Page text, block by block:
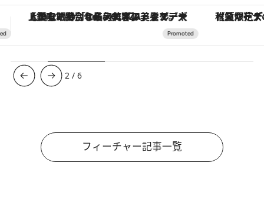
【夏限定ディナーコース】旬を迎える稚鮎や花ズッキーニなどをイタリア・トスカーナの郷土料理の手法で満喫！
3 /6
フィーチャー記事一覧